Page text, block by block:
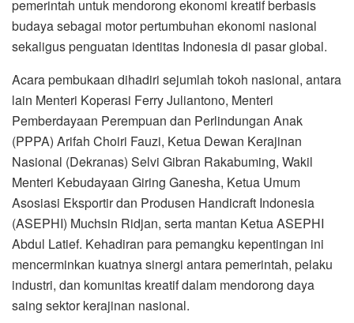
pemerintah untuk mendorong ekonomi kreatif berbasis
budaya sebagai motor pertumbuhan ekonomi nasional
sekaligus penguatan identitas Indonesia di pasar global.
Acara pembukaan dihadiri sejumlah tokoh nasional, antara
lain Menteri Koperasi Ferry Juliantono, Menteri
Pemberdayaan Perempuan dan Perlindungan Anak
(PPPA) Arifah Choiri Fauzi, Ketua Dewan Kerajinan
Nasional (Dekranas) Selvi Gibran Rakabuming, Wakil
Menteri Kebudayaan Giring Ganesha, Ketua Umum
Asosiasi Eksportir dan Produsen Handicraft Indonesia
(ASEPHI) Muchsin Ridjan, serta mantan Ketua ASEPHI
Abdul Latief. Kehadiran para pemangku kepentingan ini
mencerminkan kuatnya sinergi antara pemerintah, pelaku
industri, dan komunitas kreatif dalam mendorong daya
saing sektor kerajinan nasional.